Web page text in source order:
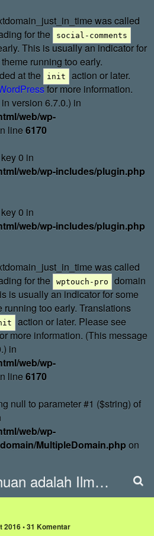
was called
for the social-comments
This is usually an indicator for
running too early.
at the
init
action or later.
for more information.
version 6.7.0.) in
web/wp-
line 6170
0 in
web/wp-includes/plugin.php
0 in
web/wp-includes/plugin.php
was called
for the wptouch-pro
domain
is usually an indicator for some
too early. Translations
action or later. Please see
more information. (This message
in
web/wp-
line 6170
null to parameter #1 ($string) of
web/wp-
MultipleDomain.php on
.::Pengetahuan adalah Ilmu::.
2016 • 31 Komentar